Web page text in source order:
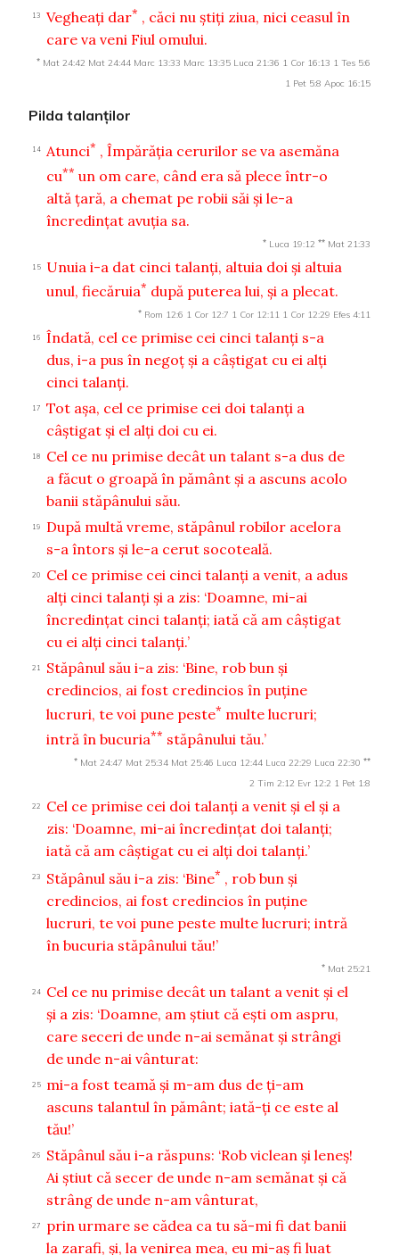
13 Vegheaţi dar* , căci nu ştiţi ziua, nici ceasul în
care va veni Fiul omului.
* Mat 24:42 Mat 24:44 Marc 13:33 Marc 13:35 Luca 21:36 1 Cor 16:13 1 Tes 5:6
1 Pet 5:8 Apoc 16:15
Pilda talanţilor
14 Atunci* , Împărăţia cerurilor se va asemăna
cu** un om care, când era să plece într-o
altă ţară, a chemat pe robii săi şi le-a
încredinţat avuţia sa.
* Luca 19:12 ** Mat 21:33
15
Unuia i-a dat cinci talanţi, altuia doi şi altuia
unul, fiecăruia* după puterea lui, şi a plecat.
* Rom 12:6 1 Cor 12:7 1 Cor 12:11 1 Cor 12:29 Efes 4:11
16
Îndată, cel ce primise cei cinci talanţi s-a
dus, i-a pus în negoţ şi a câştigat cu ei alţi
cinci talanţi.
17
Tot aşa, cel ce primise cei doi talanţi a
câştigat şi el alţi doi cu ei.
18
Cel ce nu primise decât un talant s-a dus de
a făcut o groapă în pământ şi a ascuns acolo
banii stăpânului său.
19
După multă vreme, stăpânul robilor acelora
s-a întors şi le-a cerut socoteală.
20
Cel ce primise cei cinci talanţi a venit, a adus
alţi cinci talanţi şi a zis: ‘Doamne, mi-ai
încredinţat cinci talanţi; iată că am câştigat
cu ei alţi cinci talanţi.’
21
Stăpânul său i-a zis: ‘Bine, rob bun şi
credincios, ai fost credincios în puţine
lucruri, te voi pune peste* multe lucruri;
intră în bucuria** stăpânului tău.’
* Mat 24:47 Mat 25:34 Mat 25:46 Luca 12:44 Luca 22:29 Luca 22:30 **
2 Tim 2:12 Evr 12:2 1 Pet 1:8
22
Cel ce primise cei doi talanţi a venit şi el şi a
zis: ‘Doamne, mi-ai încredinţat doi talanţi;
iată că am câştigat cu ei alţi doi talanţi.’
23 Stăpânul său i-a zis: ‘Bine* , rob bun şi
credincios, ai fost credincios în puţine
lucruri, te voi pune peste multe lucruri; intră
în bucuria stăpânului tău!’
* Mat 25:21
24
Cel ce nu primise decât un talant a venit şi el
şi a zis: ‘Doamne, am ştiut că eşti om aspru,
care seceri de unde n-ai semănat şi strângi
de unde n-ai vânturat:
25
mi-a fost teamă şi m-am dus de ţi-am
ascuns talantul în pământ; iată-ţi ce este al
tău!’
26
Stăpânul său i-a răspuns: ‘Rob viclean şi leneş!
Ai ştiut că secer de unde n-am semănat şi că
strâng de unde n-am vânturat,
27
prin urmare se cădea ca tu să-mi fi dat banii
la zarafi, şi, la venirea mea, eu mi-aş fi luat